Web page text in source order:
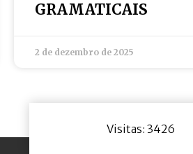
GRAMATICAIS
2 de dezembro de 2025
Visitas: 3426